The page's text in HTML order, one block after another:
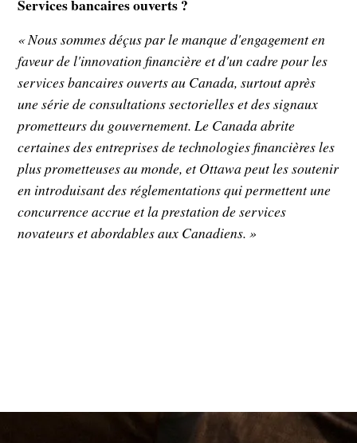
Services bancaires ouverts ?
« Nous sommes déçus par le manque d'engagement en
faveur de l'innovation financière et d'un cadre pour les
services bancaires ouverts au Canada, surtout après
une série de consultations sectorielles et des signaux
prometteurs du gouvernement. Le Canada abrite
certaines des entreprises de technologies financières les
plus prometteuses au monde, et Ottawa peut les soutenir
en introduisant des réglementations qui permettent une
concurrence accrue et la prestation de services
novateurs et abordables aux Canadiens. »